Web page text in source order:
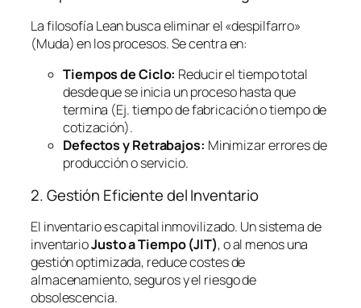
La filosofía Leanbusca eliminar el «despilfarro»
(Muda) en los procesos. Se centra en:
Tiempos de Ciclo: Reducir el tiempo total
desde que se inicia un proceso hasta que
termina (Ej. tiempo de fabricación o tiempo de
cotización).
Defectos y Retrabajos: Minimizar errores de
producción o servicio.
2. Gestión Eficiente del Inventario
El inventario es capital inmovilizado. Un sistema de
inventarioJusto a Tiempo (JIT), o al menos una
gestión optimizada, reduce costes de
almacenamiento, seguros y el riesgo de
obsolescencia.